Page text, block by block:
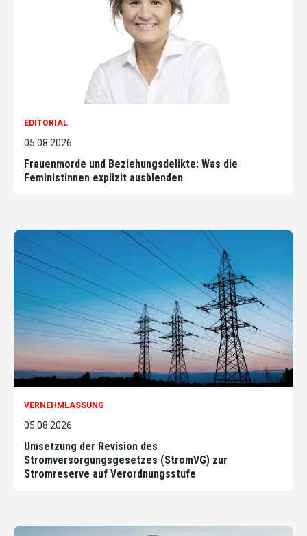
EDITORIAL
05.08.2026
Frauenmorde und Beziehungsdelikte: Was die
Feministinnen explizit ausblenden
VERNEHMLASSUNG
05.08.2026
Umsetzung der Revision des
Stromversorgungsgesetzes (StromVG) zur
Stromreserve auf Verordnungsstufe